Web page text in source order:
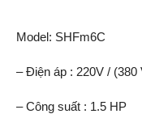
Model: SHFm6C
– Điện áp : 220V / (380
– Công suất : 1.5 HP